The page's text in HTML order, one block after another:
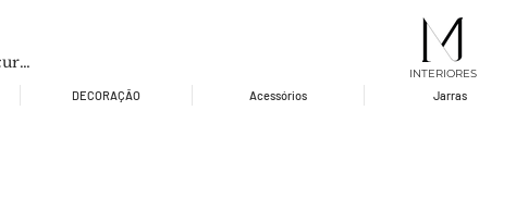
INTERIORES
DECORAÇÃO Acessórios Jarras